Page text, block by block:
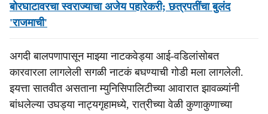
बोरघाटावरचा स्वराज्याचा अजेय पहारेकरी; छत्रपतींचा बुलंद
'राजमाची'
अगदी बालपणापासून माझ्या नाटकवेड्या आई-वडिलांसोबत
कारवारला लागलेली सगळी नाटकं बघण्याची गोडी मला लागलेली.
इयत्ता सातवीत असताना म्युनिसिपालिटीच्या आवारात झावळ्यांनी
बांधलेल्या उघड्या नाट्यगृहामध्ये, रात्रीच्या वेळी कुणाकुणाच्या